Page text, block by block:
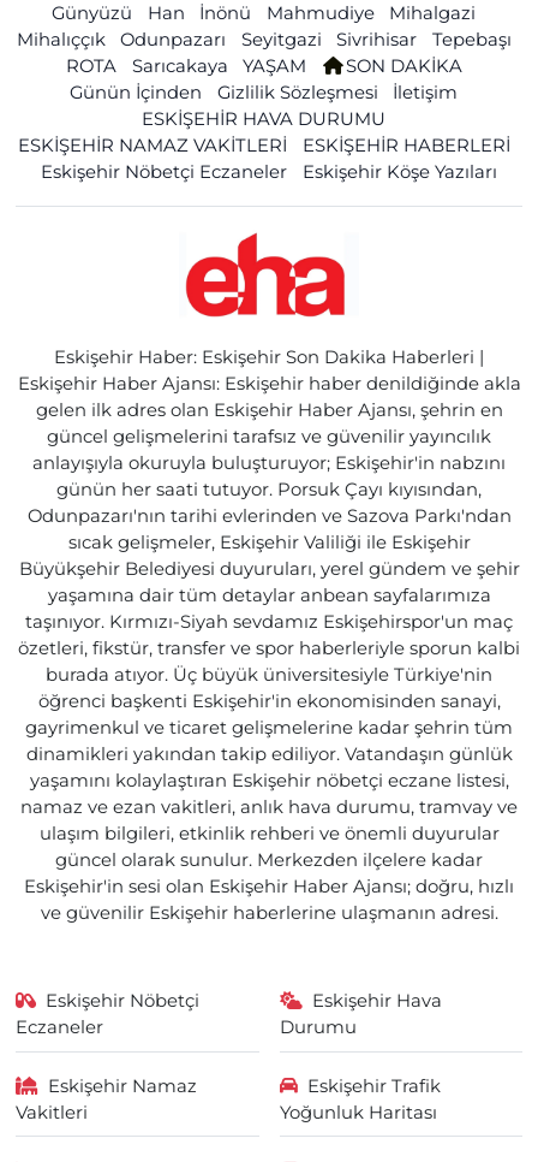
Günyüzü
Han İnönü Mahmudiye
Mihalgazi
Mihalıççık
Odunpazarı Seyitgazi Sivrihisar
Tepebaşı
ROTA
Sarıcakaya YAŞAM
SON DAKİKA
Günün İçinden
Gizlilik Sözleşmesi
İletişim
ESKİŞEHİR HAVA DURUMU
ESKİŞEHİR NAMAZ VAKİTLERİ
ESKİŞEHİR HABERLERİ
Eskişehir Nöbetçi Eczaneler
Eskişehir Köşe Yazıları
Eskişehir Haber: Eskişehir Son Dakika Haberleri |
Eskişehir Haber Ajansı: Eskişehir haber denildiğinde akla
gelen ilk adres olan Eskişehir Haber Ajansı, şehrin en
güncel gelişmelerini tarafsız ve güvenilir yayıncılık
anlayışıyla okuruyla buluşturuyor; Eskişehir'in nabzını
günün her saati tutuyor. Porsuk Çayı kıyısından,
Odunpazarı'nın tarihi evlerinden ve Sazova Parkı'ndan
sıcak gelişmeler, Eskişehir Valiliği ile Eskişehir
Büyükşehir Belediyesi duyuruları, yerel gündem ve şehir
yaşamına dair tüm detaylar anbean sayfalarımıza
taşınıyor. Kırmızı-Siyah sevdamız Eskişehirspor'un maç
özetleri, fikstür, transfer ve spor haberleriyle sporun kalbi
burada atıyor. Üç büyük üniversitesiyle Türkiye'nin
öğrenci başkenti Eskişehir'in ekonomisinden sanayi,
gayrimenkul ve ticaret gelişmelerine kadar şehrin tüm
dinamikleri yakından takip ediliyor. Vatandaşın günlük
yaşamını kolaylaştıran Eskişehir nöbetçi eczane listesi,
namaz ve ezan vakitleri, anlık hava durumu, tramvay ve
ulaşım bilgileri, etkinlik rehberi ve önemli duyurular
güncel olarak sunulur. Merkezden ilçelere kadar
Eskişehir'in sesi olan Eskişehir Haber Ajansı; doğru, hızlı
ve güvenilir Eskişehir haberlerine ulaşmanın adresi.
Eskişehir Nöbetçi
Eczaneler
Eskişehir Hava
Durumu
Eskişehir Namaz
Vakitleri
Eskişehir Trafik
Yoğunluk Haritası